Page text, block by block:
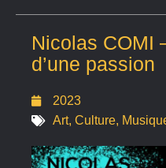
Nicolas COMI
d’une passion
2023
Art, Culture,